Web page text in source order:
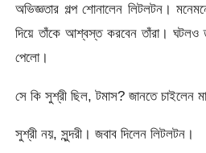
অভিজ্ঞতার গল্প শোনালেন লিটলটন।
দিয়ে তাঁকে আশ্বস্ত করবেন তাঁরা। ঘটলও
পেলো।
সে কি সুশ্রী ছিল, টমাস? জানতে
সুশ্রী নয়, সুন্দরী। জবাব দিলেন লিটলটন।